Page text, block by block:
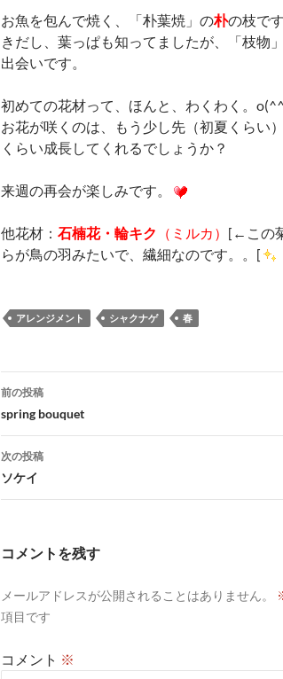
お魚を包んで焼く、「朴葉焼」の朴の枝で
きだし、葉っぱも知ってましたが、「枝物
出会いです。
初めての花材って、ほんと、わくわく。
お花が咲くのは、もう少し先（初夏くらい
くらい成長してくれるでしょうか？
来週の再会が楽しみです。
他花材： 石楠花・輪キク （ミルカ） [←この
らが鳥の羽みたいで、繊細なのです。。[
アレンジメント シャクナゲ 春
投
稿
ナ
ビ
ゲ
ョ
前の投稿
spring bouquet
次の投稿
ソケイ
コメントを残す
メールアドレスが公開されることはありません。
項目です
コメント ※